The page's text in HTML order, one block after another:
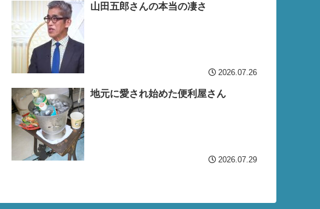
山田五郎さんの本当の凄さ
2026.07.26
地元に愛され始めた便利屋さん
2026.07.29